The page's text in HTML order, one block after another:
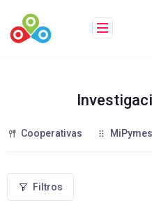
contenido
Cooperativas MiPymes
Filtros